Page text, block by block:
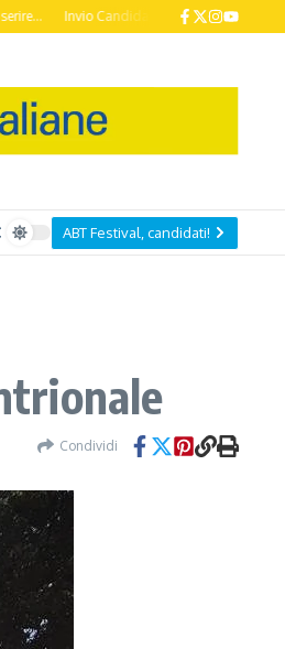
Candidature ABT Festival 2026 entro il 20
ABT Festival, candidati!
Condividi